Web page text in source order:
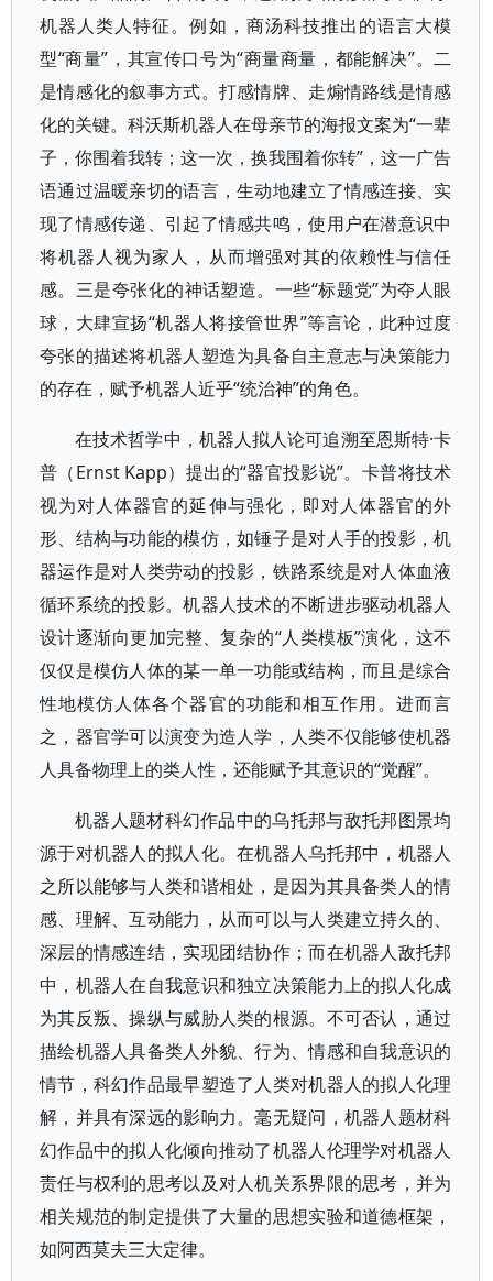
机器人类人特征。例如，商汤科技推出的语言大模
型“商量”，其宣传口号为“商量商量，都能解决”。二
是情感化的叙事方式。打感情牌、走煽情路线是情感
化的关键。科沃斯机器人在母亲节的海报文案为“一辈
子，你围着我转；这一次，换我围着你转”，这一广告
语通过温暖亲切的语言，生动地建立了情感连接、实
现了情感传递、引起了情感共鸣，使用户在潜意识中
将机器人视为家人，从而增强对其的依赖性与信任
感。三是夸张化的神话塑造。一些“标题党”为夺人眼
球，大肆宣扬“机器人将接管世界”等言论，此种过度
夸张的描述将机器人塑造为具备自主意志与决策能力
的存在，赋予机器人近乎“统治神”的角色。
在技术哲学中，机器人拟人论可追溯至恩斯特·卡
普（Ernst Kapp）提出的“器官投影说”。卡普将技术
视为对人体器官的延伸与强化，即对人体器官的外
形、结构与功能的模仿，如锤子是对人手的投影，机
器运作是对人类劳动的投影，铁路系统是对人体血液
循环系统的投影。机器人技术的不断进步驱动机器人
设计逐渐向更加完整、复杂的“人类模板”演化，这不
仅仅是模仿人体的某一单一功能或结构，而且是综合
性地模仿人体各个器官的功能和相互作用。进而言
之，器官学可以演变为造人学，人类不仅能够使机器
人具备物理上的类人性，还能赋予其意识的“觉醒”。
机器人题材科幻作品中的乌托邦与敌托邦图景均
源于对机器人的拟人化。在机器人乌托邦中，机器人
之所以能够与人类和谐相处，是因为其具备类人的情
感、理解、互动能力，从而可以与人类建立持久的、
深层的情感连结，实现团结协作；而在机器人敌托邦
中，机器人在自我意识和独立决策能力上的拟人化成
为其反叛、操纵与威胁人类的根源。不可否认，通过
描绘机器人具备类人外貌、行为、情感和自我意识的
情节，科幻作品最早塑造了人类对机器人的拟人化理
解，并具有深远的影响力。毫无疑问，机器人题材科
幻作品中的拟人化倾向推动了机器人伦理学对机器人
责任与权利的思考以及对人机关系界限的思考，并为
相关规范的制定提供了大量的思想实验和道德框架，
如阿西莫夫三大定律。